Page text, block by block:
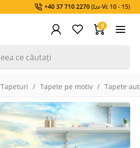
+40 37 710 2270(Lu-Vi: 10 - 15)
0
Tapeturi Tapete pe motiv Tapete